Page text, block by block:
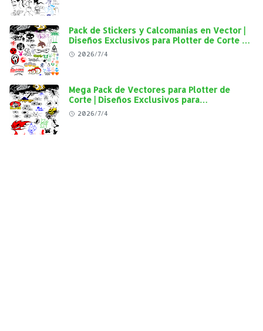
Pack de Stickers y Calcomanías en Vector |
Diseños Exclusivos para Plotter de Corte y
Personalización Automotriz
2026/7/4
Mega Pack de Vectores para Plotter de
Corte | Diseños Exclusivos para
Personalización Automotriz
2026/7/4